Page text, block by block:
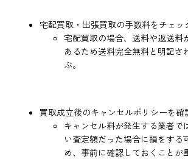
宅配買取・出張買取の手数料をチェッ
宅配買取の場合、送料や返送料
あるため送料完全無料と明記さ
ぶ。
買取成立後のキャンセルポリシーを確
キャンセル料が発生する業者で
い査定額だった場合に損をする
め、事前に確認しておくことが